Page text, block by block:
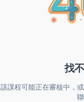
找
該課程可能正在審核中，